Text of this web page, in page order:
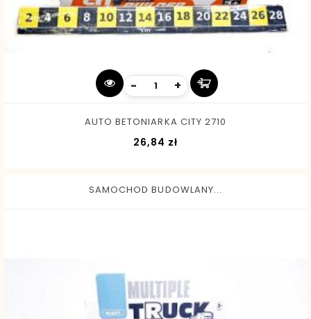
- +
AUTO BETONIARKA CITY 2710
26,84 złCena
SAMOCHOD BUDOWLANY...